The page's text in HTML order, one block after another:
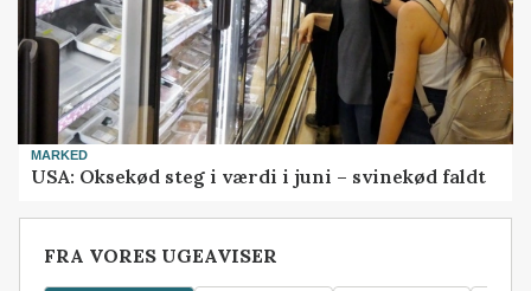
MARKED
USA: Oksekød steg i værdi i juni – svinekød faldt
FRA VORES UGEAVISER